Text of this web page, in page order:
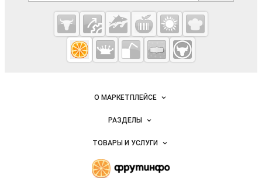
Cсылки на полезные проекты
Fruitinfo.ru
— рынок
фруктов
Важные разделы и контакты
Навигация по сайтуО МАРКЕТПЛЕЙСЕ
Новости Fruitinfo.ru
Размещение рекламы
Публичная оферта
Контактная информация
РАЗДЕЛЫ
Объявления
Новости рынка
ТОВАРЫ И УСЛУГИ
Готовая продукция